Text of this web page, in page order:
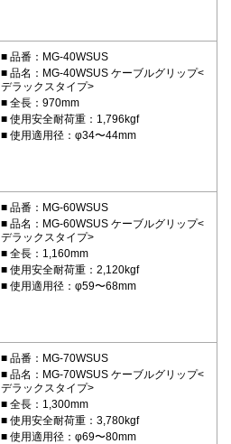
品番：MG-40WSUS
品名：MG-40WSUS ケーブルグリップ<
デラックスタイプ>
全長：970mm
使用安全耐荷重：1,796kgf
使用適用径：φ34〜44mm
品番：MG-60WSUS
品名：MG-60WSUS ケーブルグリップ<
デラックスタイプ>
全長：1,160mm
使用安全耐荷重：2,120kgf
使用適用径：φ59〜68mm
品番：MG-70WSUS
品名：MG-70WSUS ケーブルグリップ<
デラックスタイプ>
全長：1,300mm
使用安全耐荷重：3,780kgf
使用適用径：φ69〜80mm